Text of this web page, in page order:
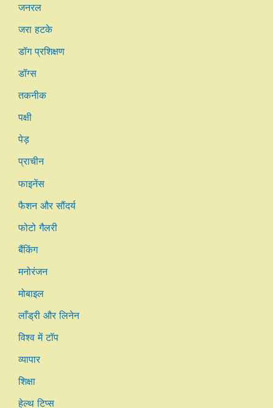
जनरल
जरा हटके
डॉग प्रशिक्षण
डॉग्स
तकनीक
पक्षी
पेड़
प्राचीन
फाइनेंस
फैशन और सौंदर्य
फोटो गैलरी
बैंकिंग
मनोरंजन
मोबाइल
लाँड्री और लिनेन
विश्व में टॉप
व्यापार
शिक्षा
हेल्थ टिप्स